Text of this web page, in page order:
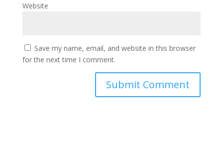
Website
Save my name, email, and website in this browser
for the next time I comment.